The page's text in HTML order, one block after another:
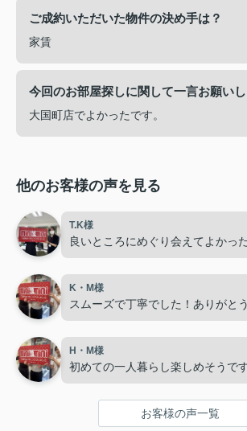
ご成約いただいた物件の決め手は？
家賃
今回のお部屋探しに関して一言お願いし
大国町店でよかったです。
他のお客様の声を見る
T.K様
良いところにめぐり会えてよかった
K・M様
スムーズで丁寧でした！ありがと
H・M様
初めての一人暮らし楽しめそうです
お客様の声一覧